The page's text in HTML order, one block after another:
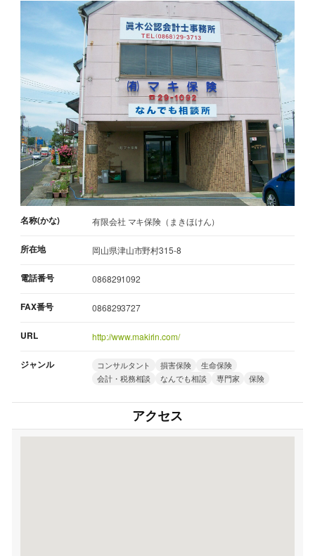
名称(かな) 有限会社 マキ保険（まきほけん）
所在地 岡山県津山市野村315-8
電話番号 0868291092
FAX番号 0868293727
URL http://www.makirin.com/
ジャンル コンサルタント 損害保険
生命保険
会計・税務相談
なんでも相談 専門家 保険
アクセス